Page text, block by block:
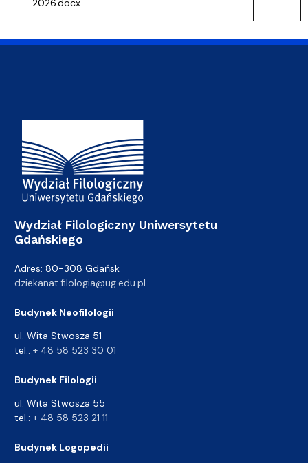
Adres Wydziału
Wydział Filologiczny Uniwersytetu
Gdańskiego
Adres: 80-308 Gdańsk
dziekanat.filologia@ug.edu.pl
Budynek Neofilologii
ul. Wita Stwosza 51
tel.: + 48 58 523 30 01
Budynek Filologii
ul. Wita Stwosza 55
tel.: + 48 58 523 21 11
Budynek Logopedii